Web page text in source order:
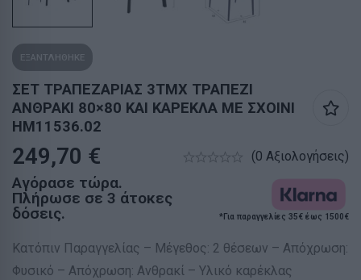
ΕΞΑΝΤΛΗΘΗΚΕ
ΣΕΤ ΤΡΑΠΕΖΑΡΙΑΣ 3ΤΜΧ ΤΡΑΠΕΖΙ
ΑΝΘΡΑΚΙ 80×80 ΚΑΙ ΚΑΡΕΚΛΑ ΜΕ ΣΧΟΙΝΙ
HM11536.02
249,70 € (0 Αξιολογήσεις)
Αγόρασε τώρα.
Πλήρωσε σε 3 άτοκες
δόσεις.
*Για παραγγελίες 35€ έως 1500€
Κατόπιν Παραγγελίας – Μέγεθος: 2 θέσεων – Απόχρωση:
Φυσικό – Απόχρωση: Ανθρακί – Υλικό καρέκλας